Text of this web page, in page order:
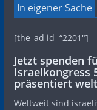
In eigener Sache
[the_ad id=“2201″]
Jetzt spenden
Israelkongress
präsentiert
Weltweit sind